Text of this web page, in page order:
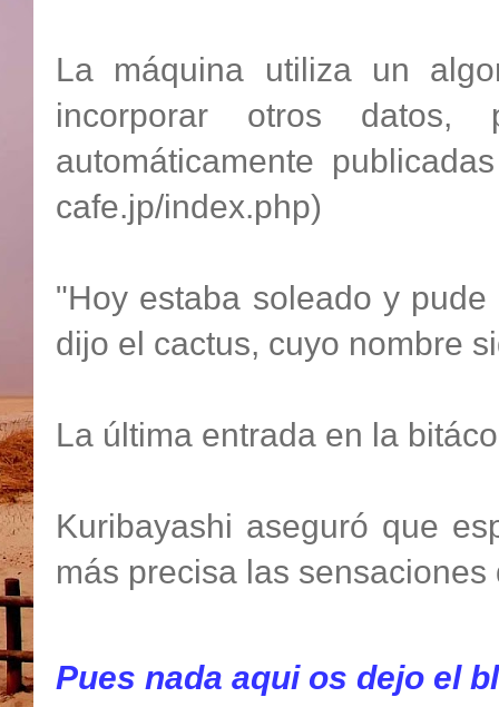
La máquina utiliza un
incorporar otros
automáticamente
cafe.jp/index.php)
"Hoy estaba soleado y
dijo el cactus, cuyo nombre
La última entrada en la
Kuribayashi aseguró que
más precisa las
Pues nada aqui os dejo el